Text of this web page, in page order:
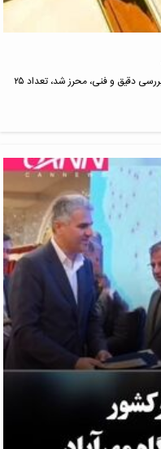
فرمانده یگان‌های انتظامی و حفاظتی فراجا:پس از بررسی دقیق و فنی، محرز شد، تعداد ۲۵